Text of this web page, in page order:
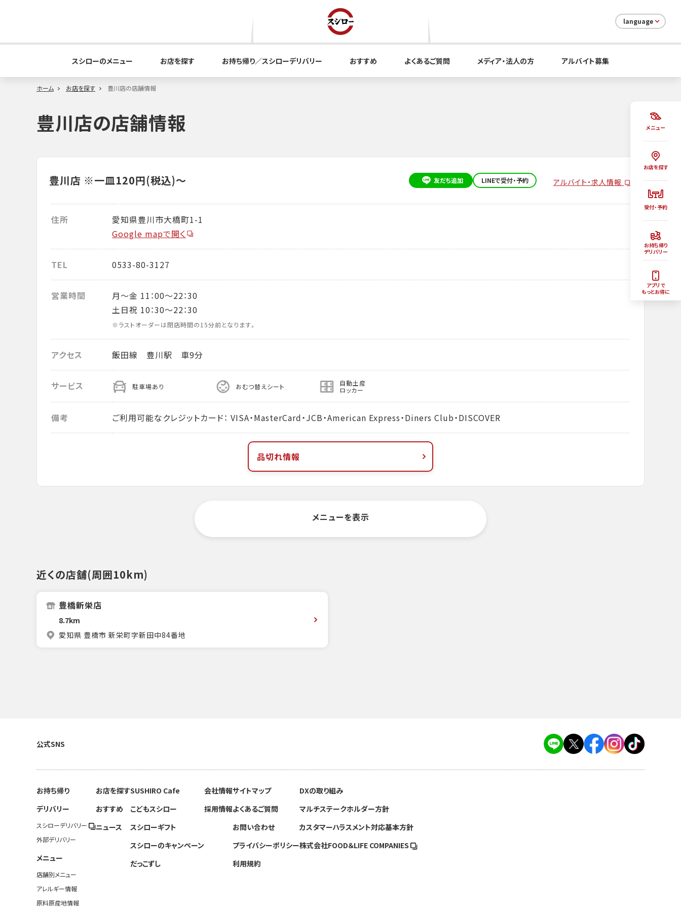
メニュー
お店を探す
受付・予約
お持ち帰り
デリバリー
アプリで
もっとお得に
language
スシローのメニュー お店を探す お持ち帰り／スシローデリバリー おすすめ よくあるご質問 メディア・法人の方 アルバイト募集
ホーム お店を探す 豊川店の店舗情報
豊川店の店舗情報
豊川店 ※一皿120円(税込)～ 友だち追加 LINEで受付・予約 アルバイト・求人情報
住所
愛知県豊川市大橋町1-1
Google mapで開く
TEL 0533-80-3127
営業時間
月～金 11：00～22：30
土日祝 10：30～22：30
※ラストオーダーは閉店時間の15分前となります。
アクセス 飯田線 豊川駅 車9分
サービス 駐車場あり おむつ替えシート 自動土産
ロッカー
備考 ご利用可能なクレジットカード： VISA・MasterCard・JCB・American Express・Diners Club・DISCOVER
品切れ情報
メニューを表示
近くの店舗(周囲10km)
豊橋新栄店
8.7km
愛知県 豊橋市 新栄町字新田中84番地
公式SNS
お持ち帰り
デリバリー
スシローデリバリー
外部デリバリー
メニュー
店舗別メニュー
アレルギー情報
原料原産地情報
お店を探す
おすすめ
ニュース
SUSHIRO Cafe
こどもスシロー
スシローギフト
スシローのキャンペーン
だっこずし
会社情報
採用情報
サイトマップ
よくあるご質問
お問い合わせ
プライバシーポリシー
利用規約
DXの取り組み
マルチステークホルダー方針
カスタマーハラスメント対応基本方針
株式会社FOOD＆LIFE COMPANIES